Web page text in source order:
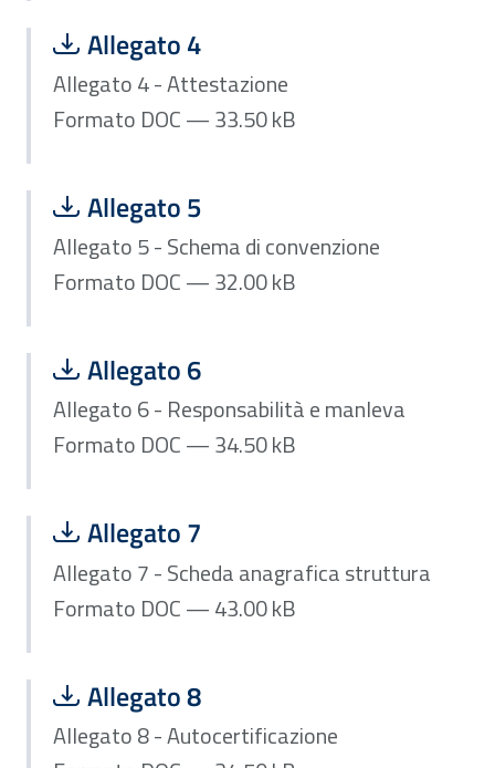
Scarica file:
Allegato 4
Formato DOC — Dimensione 33.50 kB
Allegato 4 - Attestazione
Formato DOC — 33.50 kB
Scarica file:
Allegato 5
Formato DOC — Dimensione 32.00 kB
Allegato 5 - Schema di convenzione
Formato DOC — 32.00 kB
Scarica file:
Allegato 6
Formato DOC — Dimensione 34.50 kB
Allegato 6 - Responsabilità e manleva
Formato DOC — 34.50 kB
Scarica file:
Allegato 7
Formato DOC — Dimensione 43.00 kB
Allegato 7 - Scheda anagrafica struttura
Formato DOC — 43.00 kB
Scarica file:
Allegato 8
Formato DOC — Dimensione 34.50 kB
Allegato 8 - Autocertificazione